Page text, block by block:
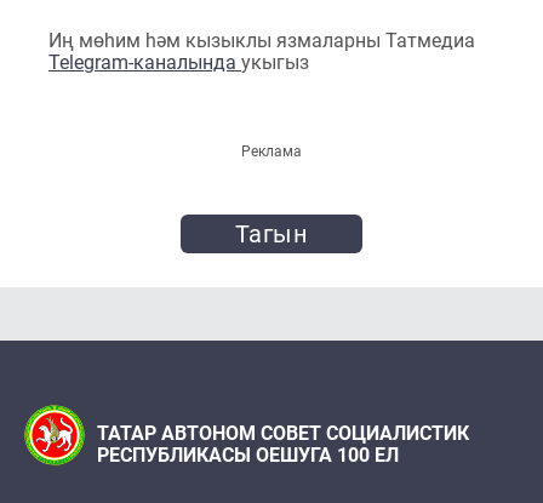
Иң мөһим һәм кызыклы язмаларны Татмедиа
Telegram-каналында укыгыз
Реклама
Тагын
ТАТАР АВТОНОМ СОВЕТ СОЦИАЛИСТИК
РЕСПУБЛИКАСЫ ОЕШУГА 100 ЕЛ